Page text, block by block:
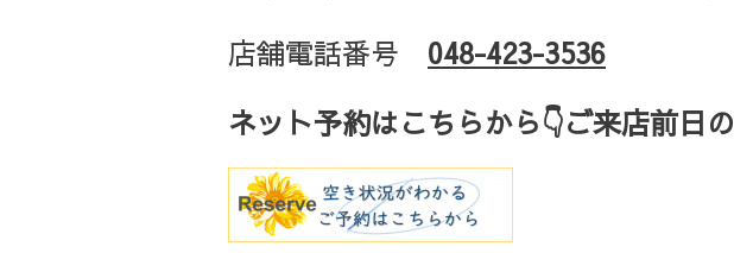
店舗電話番号 048-423-3536
ネット予約はこちらから👇ご来店前日の